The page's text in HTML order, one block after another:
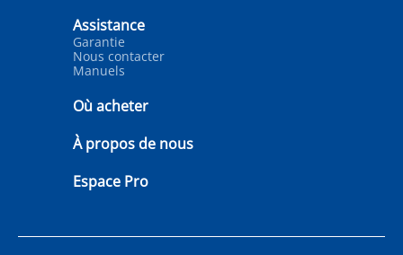
Assistance
Garantie
Nous contacter
Manuels
Où acheter
À propos de nous
Espace Pro